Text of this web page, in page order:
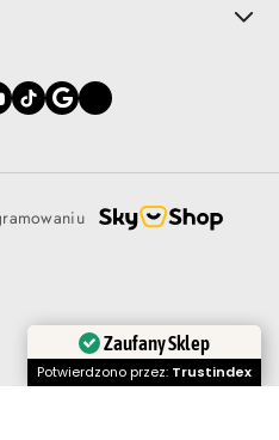
Zaufany Sklep
Potwierdzono przez: Trustindex